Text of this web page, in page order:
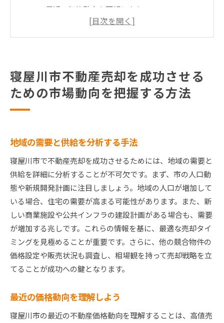
最近の価格動向を理解しよう
競合物件の調査とその影響
季節による売却チャンスの違い
専門家の意見を取り入れるメリット
物件の魅力を最大限に引き出すためのステージング
テクニック
光と色を利用した空間演出法
家具の選び方で変わる印象
庭や外観を整えるためのポイント
プロのステージングサービスを活用する理由
寝屋川市で高価格で売却するための効果的な価格設
定戦略
市場調査に基づいた価格設定の基準
価格交渉で重要なポイント
初期価格の設定と調整のタイミング
相場より高値を狙うための戦略
競合より高い価格を設定する勇気
寝屋川市不動産売却を成功させる
ための市場動向を把握する方法
地域の需要と供給を分析する手法
寝屋川市で不動産売却を成功させるためには、地域の需要と
供給を詳細に分析することが不可欠です。まず、市の人口動
態や新規開発計画に注目しましょう。地域の人口が増加して
いる場合、住宅の需要が高まる可能性があります。また、新
しい商業施設や公共インフラの建設計画がある場合も、需要
が増加する兆しです。これらの情報を基に、最適な売却タイ
ミングを見極めることが重要です。さらに、他の競合物件の
価格設定や販売状況も調査し、相場観を持って売却戦略を立
てることが成功への鍵となります。
最近の価格動向を理解しよう
寝屋川市の最近の不動産価格動向を理解することは、高値売